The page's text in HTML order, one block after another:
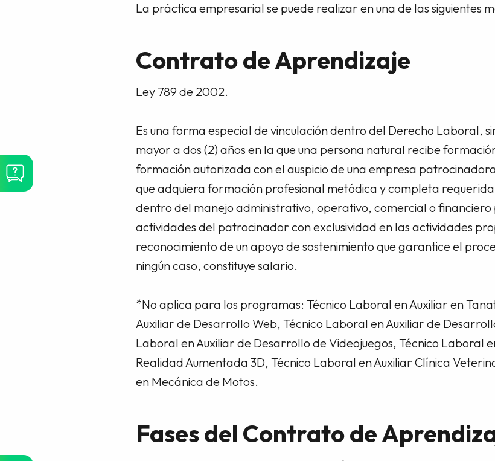
La práctica empresarial se puede realizar en una de las siguientes
Contrato de Aprendizaje
Ley 789 de 2002.
Es una forma especial de vinculación dentro del Derecho Laboral,
mayor a dos (2) años en la que una persona natural recibe
formación autorizada con el auspicio de una empresa
que adquiera formación profesional metódica y completa
dentro del manejo administrativo, operativo, comercial o
actividades del patrocinador con exclusividad en las actividades
reconocimiento de un apoyo de sostenimiento que garantice el
ningún caso, constituye salario.
*No aplica para los programas: Técnico Laboral en Auxiliar en
Auxiliar de Desarrollo Web, Técnico Laboral en Auxiliar de
Laboral en Auxiliar de Desarrollo de Videojuegos, Técnico Laboral
Realidad Aumentada 3D, Técnico Laboral en Auxiliar Clínica
en Mecánica de Motos.
Fases del Contrato de